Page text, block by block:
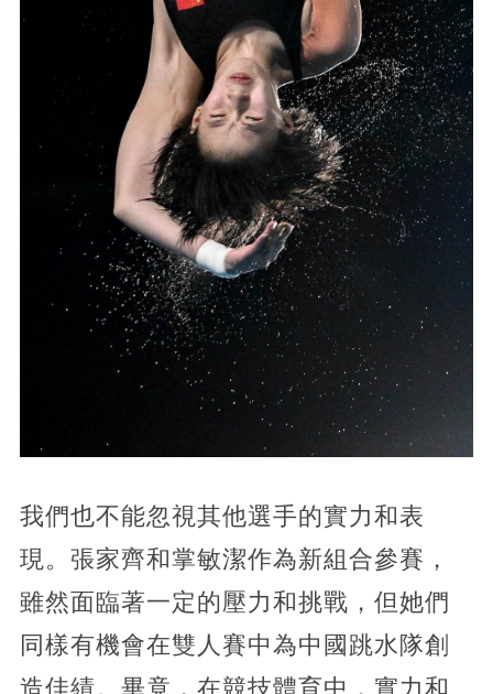
我們也不能忽視其他選手的實力和表
現。張家齊和掌敏潔作為新組合參賽，
雖然面臨著一定的壓力和挑戰，但她們
同樣有機會在雙人賽中為中國跳水隊創
造佳績。畢竟，在競技體育中，實力和